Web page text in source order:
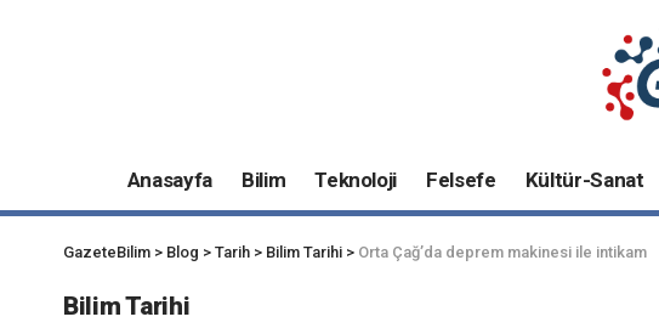
Anasayfa Bilim Teknoloji Felsefe Kültür-Sanat
GazeteBilim > Blog > Tarih > Bilim Tarihi > Orta Çağ’da deprem makinesi ile intikam
Bilim Tarihi